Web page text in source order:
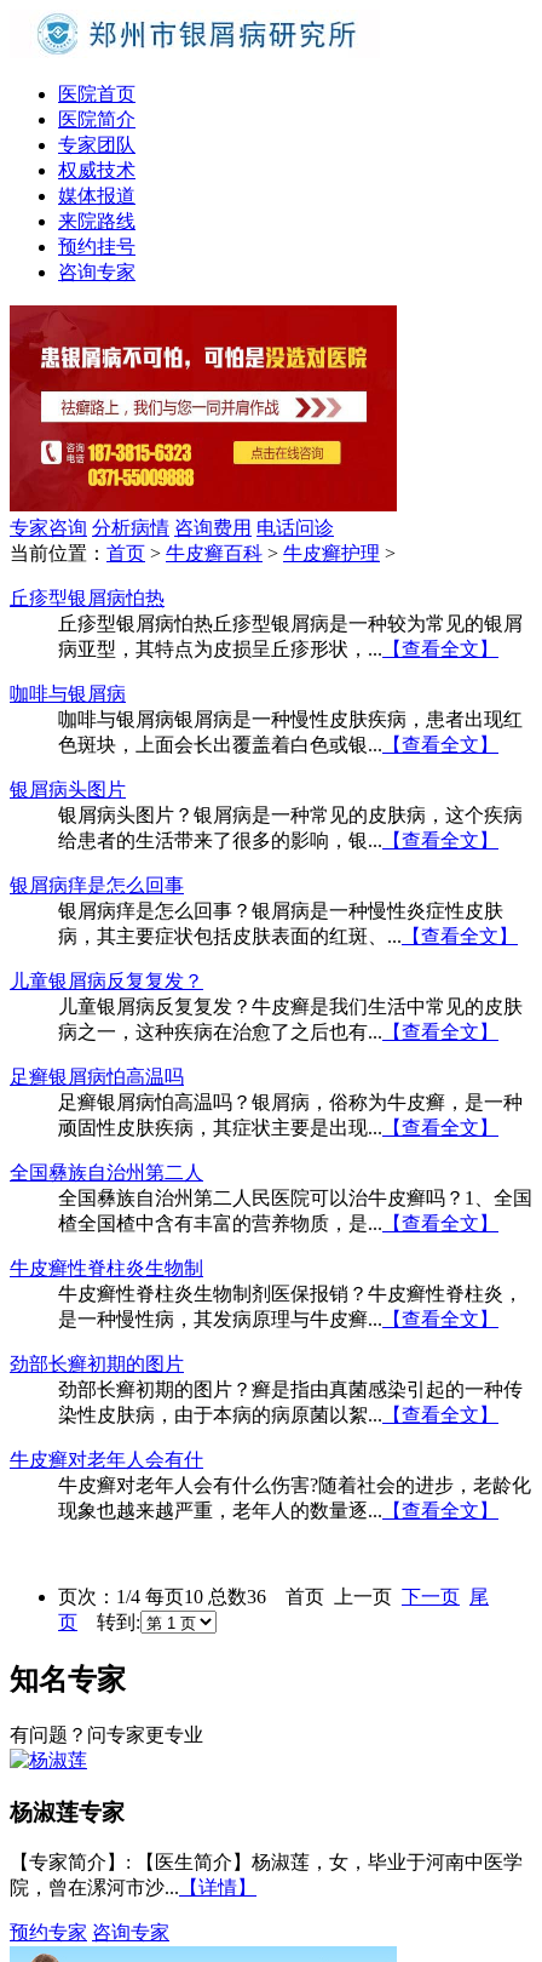
医院首页
医院简介
专家团队
权威技术
媒体报道
来院路线
预约挂号
咨询专家
专家咨询 分析病情 咨询费用 电话问诊
当前位置： 首页 > 牛皮癣百科 > 牛皮癣护理 >
丘疹型银屑病怕热
丘疹型银屑病怕热丘疹型银屑病是一种较为常见的银屑
病亚型，其特点为皮损呈丘疹形状，... 【查看全文】
咖啡与银屑病
咖啡与银屑病银屑病是一种慢性皮肤疾病，患者出现红
色斑块，上面会长出覆盖着白色或银... 【查看全文】
银屑病头图片
银屑病头图片？银屑病是一种常见的皮肤病，这个疾病
给患者的生活带来了很多的影响，银... 【查看全文】
银屑病痒是怎么回事
银屑病痒是怎么回事？银屑病是一种慢性炎症性皮肤
病，其主要症状包括皮肤表面的红斑、... 【查看全文】
儿童银屑病反复复发？
儿童银屑病反复复发？牛皮癣是我们生活中常见的皮肤
病之一，这种疾病在治愈了之后也有... 【查看全文】
足癣银屑病怕高温吗
足癣银屑病怕高温吗？银屑病，俗称为牛皮癣，是一种
顽固性皮肤疾病，其症状主要是出现... 【查看全文】
全国彝族自治州第二人
全国彝族自治州第二人民医院可以治牛皮癣吗？1、全国
楂全国楂中含有丰富的营养物质，是... 【查看全文】
牛皮癣性脊柱炎生物制
牛皮癣性脊柱炎生物制剂医保报销？牛皮癣性脊柱炎，
是一种慢性病，其发病原理与牛皮癣... 【查看全文】
劲部长癣初期的图片
劲部长癣初期的图片？癣是指由真菌感染引起的一种传
染性皮肤病，由于本病的病原菌以絮... 【查看全文】
牛皮癣对老年人会有什
牛皮癣对老年人会有什么伤害?随着社会的进步，老龄化
现象也越来越严重，老年人的数量逐... 【查看全文】
页次：1/4 每页10 总数36 首页 上一页 下一页 尾
页 转到:
知名专家
有问题？问专家更专业
杨淑莲专家
【专家简介】 : 【医生简介】杨淑莲，女，毕业于河南中医学
院，曾在漯河市沙... 【详情】
预约专家 咨询专家